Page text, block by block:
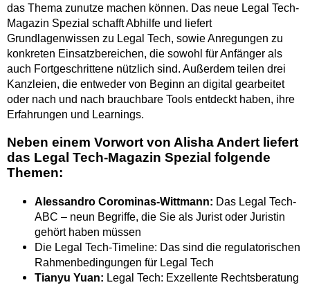
das Thema zunutze machen können. Das neue Legal Tech-
Magazin Spezial schafft Abhilfe und liefert
Grundlagenwissen zu Legal Tech, sowie Anregungen zu
konkreten Einsatzbereichen, die sowohl für Anfänger als
auch Fortgeschrittene nützlich sind. Außerdem teilen drei
Kanzleien, die entweder von Beginn an digital gearbeitet
oder nach und nach brauchbare Tools entdeckt haben, ihre
Erfahrungen und Learnings.
Neben einem Vorwort von Alisha Andert liefert
das Legal Tech-Magazin Spezial folgende
Themen:
Alessandro Corominas-Wittmann: Das Legal Tech-
ABC – neun Begriffe, die Sie als Jurist oder Juristin
gehört haben müssen
Die Legal Tech-Timeline: Das sind die regulatorischen
Rahmenbedingungen für Legal Tech
Tianyu Yuan: Legal Tech: Exzellente Rechtsberatung